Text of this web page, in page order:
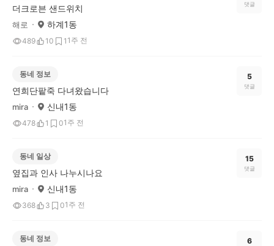
더크로븐 샌드위치
해로 하계1동
489 10 1 1주 전
댓글
동네 정보
연희단팥죽 다녀왔습니다
mira 신내1동
478 1 01주 전
5
댓글
동네 일상
옆집과 인사 나누시나요
mira 신내1동
368 3 01주 전
15
댓글
동네 정보 6